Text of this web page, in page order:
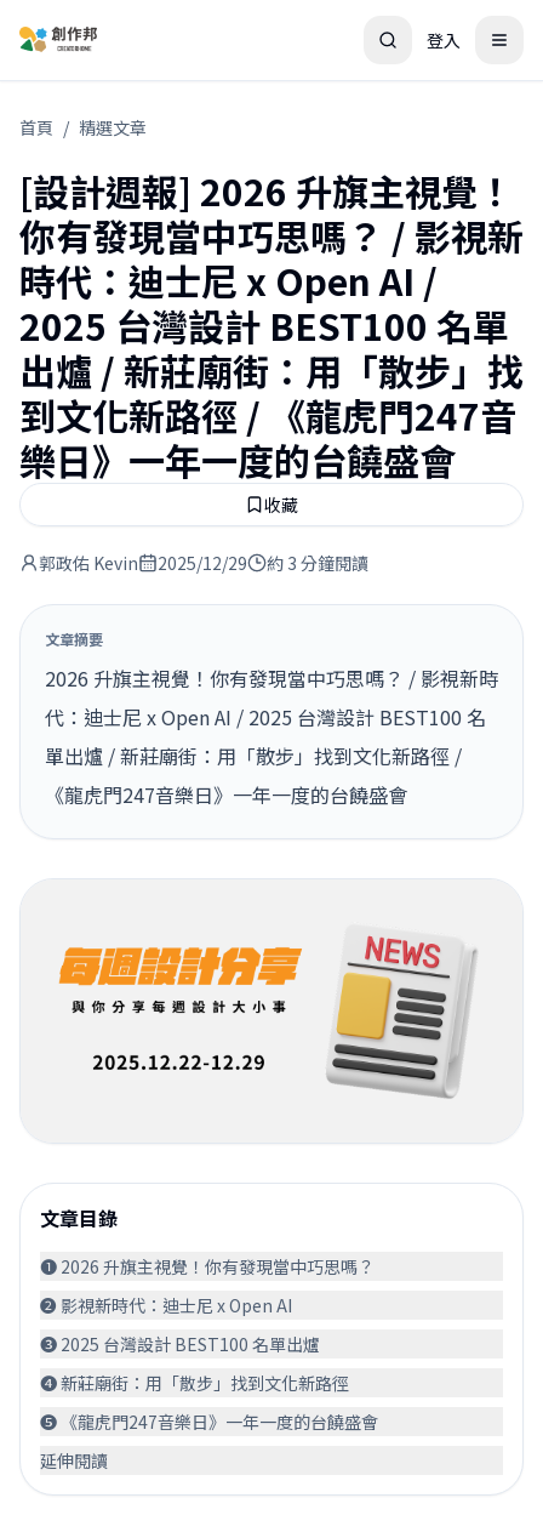
登入
首頁 / 精選文章
[設計週報] 2026 升旗主視覺！
你有發現當中巧思嗎？ / 影視新
時代：迪士尼 x Open AI /
2025 台灣設計 BEST100 名單
出爐 / 新莊廟街：用「散步」找
到文化新路徑 / 《龍虎門247音
樂日》一年一度的台饒盛會
收藏
郭政佑 Kevin 2025/12/29 約 3 分鐘閱讀
文章摘要
2026 升旗主視覺！你有發現當中巧思嗎？ / 影視新時
代：迪士尼 x Open AI / 2025 台灣設計 BEST100 名
單出爐 / 新莊廟街：用「散步」找到文化新路徑 /
《龍虎門247音樂日》一年一度的台饒盛會
文章目錄
❶ 2026 升旗主視覺！你有發現當中巧思嗎？
❷ 影視新時代：迪士尼 x Open AI
❸ 2025 台灣設計 BEST100 名單出爐
❹ 新莊廟街：用「散步」找到文化新路徑
❺ 《龍虎門247音樂日》一年一度的台饒盛會
延伸閱讀